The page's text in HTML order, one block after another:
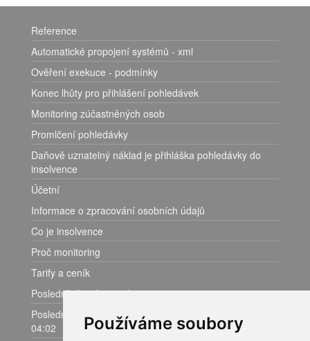
Používáme soubory
Reference
Automatické propojení systémů - xml
Ověření exekuce - podmínky
Konec lhůty pro přihlášení pohledávek
Monitoring zúčastněných osob
Promlčení pohledávky
Daňově uznatelný náklad je přihláška pohledávky do
insolvence
Účetní
Informace o zpracování osobních údajů
Co je insolvence
Proč monitoring
Tarify a ceník
Poslední aktualizace dat: 07.08. v 05:36
Poslední záznam v insolvenčním rejstříku: 07.08. v
04:02